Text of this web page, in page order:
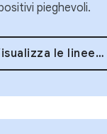
pieghevoli.
le linee guida